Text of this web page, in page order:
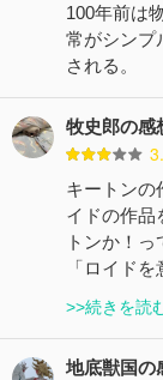
100年前は
常がシンプ
される。
牧史郎の感
キートンの
イドの作品
トンか！
「ロイド
>>続きを読
地底獣国の